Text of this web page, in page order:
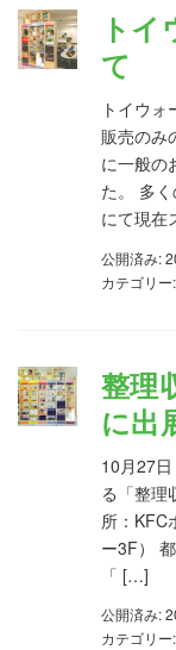
ト
て
トイウ
販売のみ
に一般の
た。 多
にて現在
公開済み:
カテゴリー:
整理
に出
10月27
る「整理
所：KFC
ー3F）
「 […]
公開済み:
カテゴリー: